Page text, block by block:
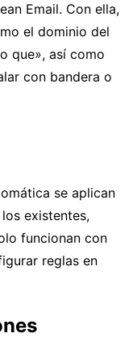
Email. Con ella,
el dominio del
que», así como
con bandera o
se aplican
existentes,
funcionan con
reglas en